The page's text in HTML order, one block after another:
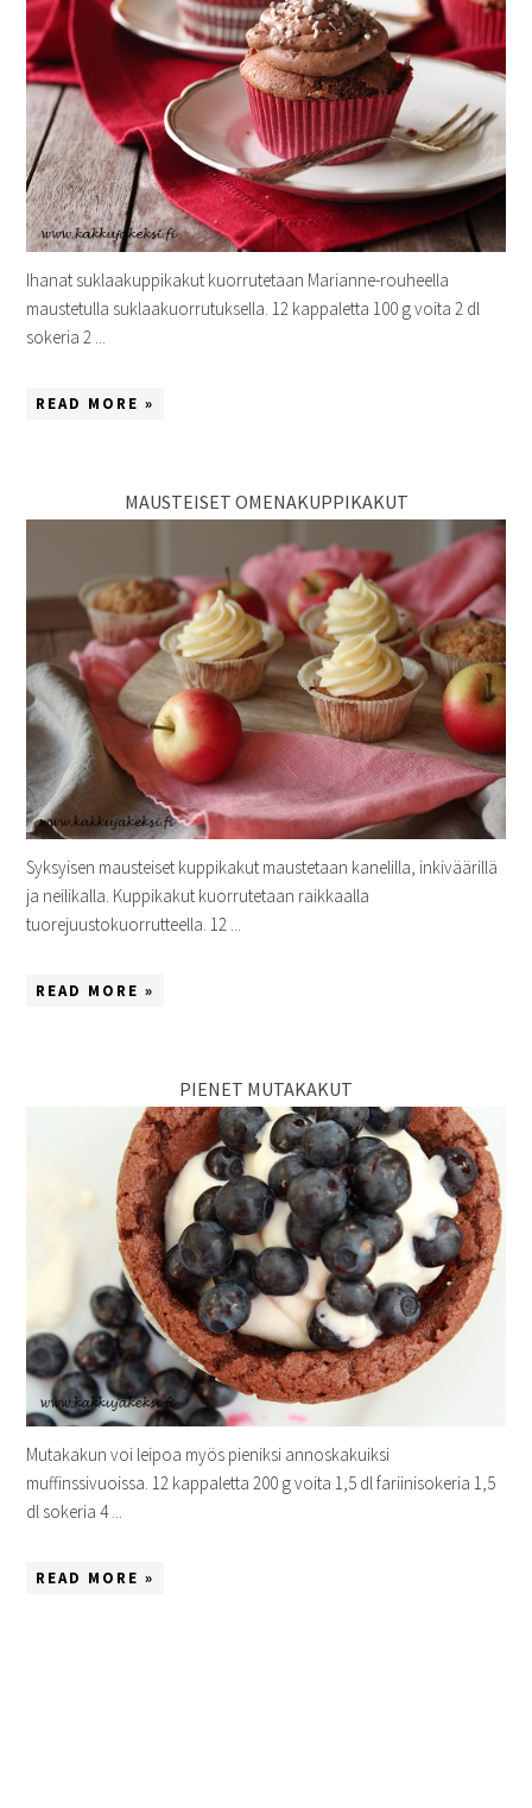
Ihanat suklaakuppikakut kuorrutetaan Marianne-rouheella
maustetulla suklaakuorrutuksella. 12 kappaletta 100 g voita 2 dl
sokeria 2 ...
READ MORE »
MAUSTEISET OMENAKUPPIKAKUT
Syksyisen mausteiset kuppikakut maustetaan kanelilla, inkiväärillä
ja neilikalla. Kuppikakut kuorrutetaan raikkaalla
tuorejuustokuorrutteella. 12 ...
READ MORE »
PIENET MUTAKAKUT
Mutakakun voi leipoa myös pieniksi annoskakuiksi
muffinssivuoissa. 12 kappaletta 200 g voita 1,5 dl fariinisokeria 1,5
dl sokeria 4 ...
READ MORE »